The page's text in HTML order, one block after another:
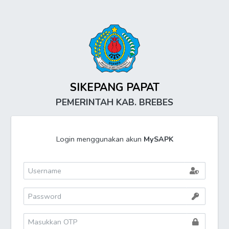
SIKEPANG PAPAT
PEMERINTAH KAB. BREBES
Login menggunakan akun MySAPK